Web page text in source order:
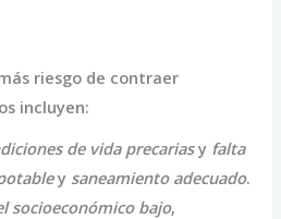
riesgo de contraer
incluyen:
de vida precariasy falta
y saneamiento adecuado.
socioeconómico bajo,